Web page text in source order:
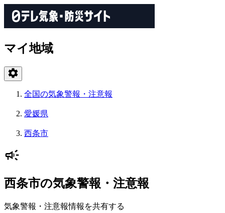
マイ地域
全国の気象警報・注意報
愛媛県
西条市
西条市の気象警報・注意報
気象警報・注意報情報を共有する